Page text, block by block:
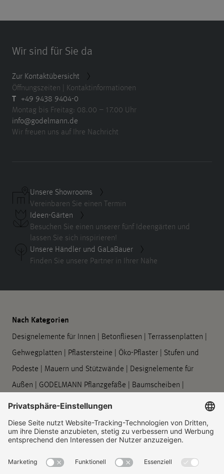
Wir sind für Sie da
Zur Kontaktübersicht
Öffnungszeiten | Kontaktinformationen
T +49 9438 9404-0
Montag bis Freitag: 08.00 – 17.00 Uhr
info@godelmann.de
Wir freuen uns auf Ihre Nachricht
Unsere Showrooms
Vereinbaren Sie einen Termin
Ideen-Gärten
Besuchen Sie einen unserer fünf Ideengärten und
lassen Sie sich inspirieren!
Unsere Händler und GaLaBauer
Finden Sie unsere Partner in Ihrer Nähe
Nach Kategorien
Designelemente für Innen | Betonfliesen | Terrassenplatten |
Gehwegplatten | Pflastersteine | Öko-Pflaster | Stufen und
Podeste | Mauern und Stützwände | Designelemente für
Außen | GODELMANN Pflanzgefäße | Baumscheiben |
Barrierefreie Leitsysteme
Unternehmen
Über uns |Standorte|Unternehmenshistorie|Kontakt|